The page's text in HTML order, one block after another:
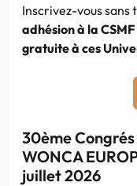
Inscrivez-vous sans
adhésion à la
gratuite à ces
30ème
WONCA
juillet 2026